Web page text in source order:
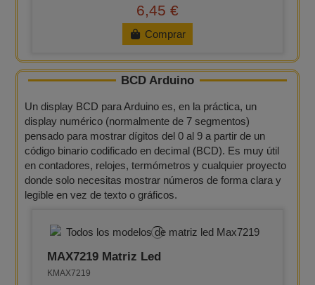
6,45 €
Comprar
BCD Arduino
Un display BCD para Arduino es, en la práctica, un
display numérico (normalmente de 7 segmentos)
pensado para mostrar dígitos del 0 al 9 a partir de un
código binario codificado en decimal (BCD). Es muy útil
en contadores, relojes, termómetros y cualquier proyecto
donde solo necesitas mostrar números de forma clara y
legible en vez de texto o gráficos.
MAX7219 Matriz Led
KMAX7219